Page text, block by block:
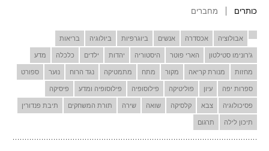
כותרים מחברים
אבולוציה אכסדרה אנשים ביוגרפיות ביולוגיה בריאות
ג'רונימו סטילטון הארי פוטר היסטוריה יהדות ילדים כלכלה מדע
מחזות מנורת קריאה מקור מתח מתמטיקה נגד הרוח נוער ספורט
ספרות יפה עיון פוליטיקה פילוסופיה פילוסופיה ומדע פיסיקה
פסיכולוגיה צבא קלסיקה שואה שירה תורת המשחקים תיבת פנדורין
תיכון לילה תרגום